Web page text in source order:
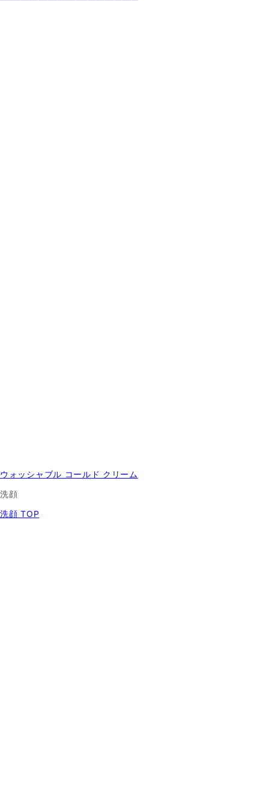
ウォッシャブル コールド クリーム
洗顔
洗顔 TOP